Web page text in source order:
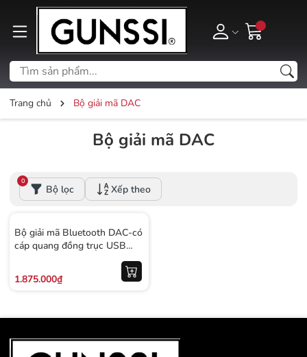
Trang chủ Bộ giải mã DAC
Bộ giải mã DAC
Bộ lọc
0
Xếp theo
Bộ giải mã Bluetooth DAC-có
cáp quang đồng trục USB
máy tính-điện thoại di động
1.875.000₫